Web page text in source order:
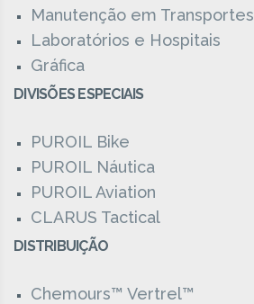
Manutenção em Transportes
Laboratórios e Hospitais
Gráfica
DIVISÕES ESPECIAIS
PUROIL Bike
PUROIL Náutica
PUROIL Aviation
CLARUS Tactical
DISTRIBUIÇÃO
Chemours™ Vertrel™